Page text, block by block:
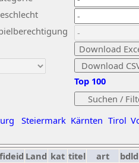
Steiermark Kärnten Tirol
Top 100
fideid Land kat titel art bdld